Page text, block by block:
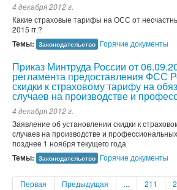
4 декабря 2012 г.
Какие страховые тарифы на ОСС от
2015 гг.?
Темы: Законодательство Горячие документы
Приказ Минтруда России от
регламента предоставления ФСС
скидки к страховому тарифу на
случаев на производстве и
4 декабря 2012 г.
Заявление об установлении скидки к
случаев на производстве и
позднее 1 ноября текущего года
Темы: Законодательство Горячие документы
Первая Предыдущая ... 211